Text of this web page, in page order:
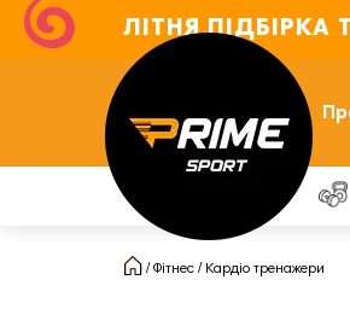
ЛІТНЯ ПІДБІРКА
Фітнес Кардіо тренажери